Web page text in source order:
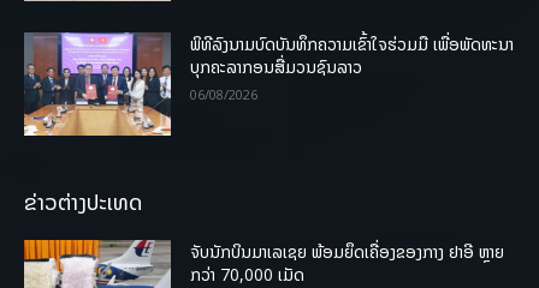
ພິທີລົງນາມບົດບັນທຶກຄວາມເຂົ້າໃຈຮ່ວມມື ເພື່ອພັດທະນາ
ບຸກຄະລາກອນສື່ມວນຊົນລາວ
06/08/2026
ຂ່າວຕ່າງປະເທດ
ຈັບນັກບິນມາເລເຊຍ ພ້ອມຍຶດເຄື່ອງຂອງກາງ ຢາອີ ຫຼາຍ
ກວ່າ 70,000 ເມັດ